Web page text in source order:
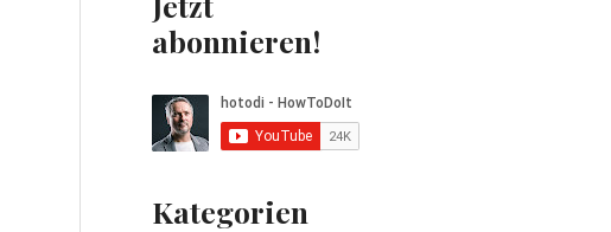
abonnieren!
Kategorien